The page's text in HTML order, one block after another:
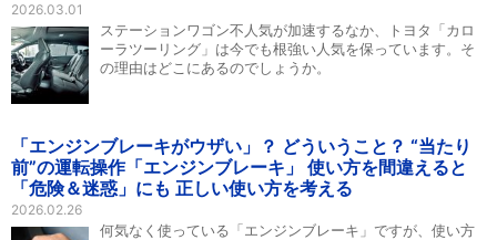
2026.03.01
ステーションワゴン不人気が加速するなか、トヨタ「カロ
ーラツーリング」は今でも根強い人気を保っています。そ
の理由はどこにあるのでしょうか。
「エンジンブレーキがウザい」？ どういうこと？ “当たり
前”の運転操作「エンジンブレーキ」 使い方を間違えると
「危険＆迷惑」にも 正しい使い方を考える
2026.02.26
何気なく使っている「エンジンブレーキ」ですが、使い方